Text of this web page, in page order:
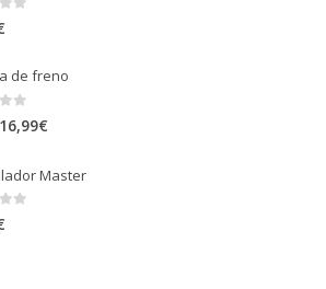
de freno
5
El
era:
16,99€
actual
Master
5